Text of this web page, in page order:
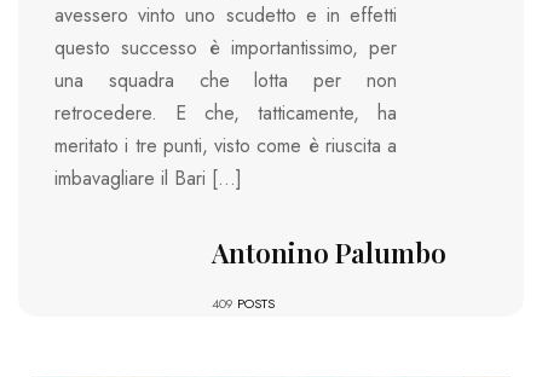
avessero vinto uno scudetto e in effetti
questo successo è importantissimo, per
una squadra che lotta per non
retrocedere. E che, tatticamente, ha
meritato i tre punti, visto come è riuscita a
imbavagliare il Bari […]
Antonino Palumbo
409 POSTS